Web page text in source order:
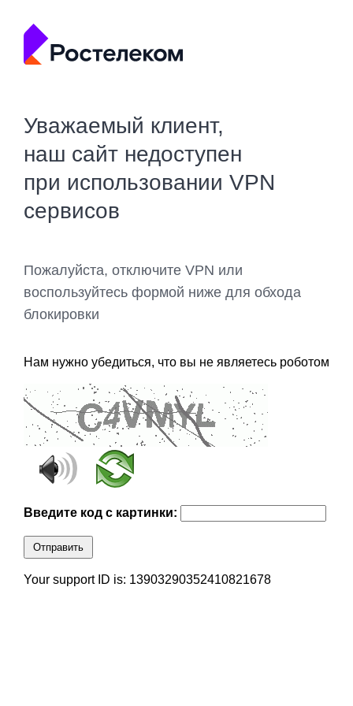
Уважаемый клиент,
наш сайт недоступен
при использовании VPN
сервисов
Пожалуйста, отключите VPN или
воспользуйтесь формой ниже для обхода
блокировки
Нам нужно убедиться, что вы не являетесь роботом
Введите код с картинки:
Отправить
Your support ID is: 13903290352410821678